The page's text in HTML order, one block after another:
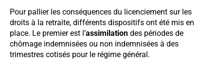
Pour pallier les conséquences du licenciement sur les
droits à la retraite, différents dispositifs ont été mis en
place. Le premier est l’assimilation des périodes de
chômage indemnisées ou non indemnisées à des
trimestres cotisés pour le régime général.